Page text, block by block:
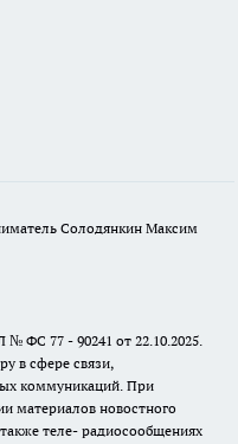
Солодянкин Максим
ФС 77 - 90241 от 22.10.2025.
в сфере связи,
коммуникаций. При
материалов новостного
теле- радиосообщениях